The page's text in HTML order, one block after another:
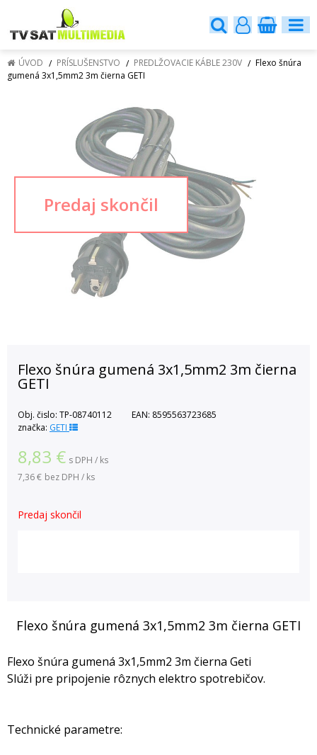
ÚVOD PRÍSLUŠENSTVO PREDLŽOVACIE KÁBLE 230V
Flexo šnúra
gumená 3x1,5mm2 3m čierna GETI
Flexo šnúra gumená 3x1,5mm2 3m čierna
GETI
Obj. čislo: TP-08740112 EAN: 8595563723685
značka: GETI
8,83 € s DPH / ks
7,36 € bez DPH / ks
Predaj skončil
Flexo šnúra gumená 3x1,5mm2 3m čierna GETI
Flexo šnúra gumená 3x1,5mm2 3m čierna Geti
Slúži pre pripojenie rôznych elektro spotrebičov.
Technické parametre: